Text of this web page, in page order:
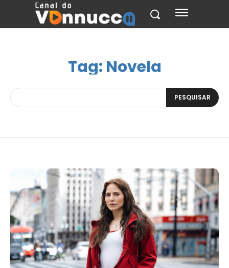
Tag: Novela
PESQUISAR